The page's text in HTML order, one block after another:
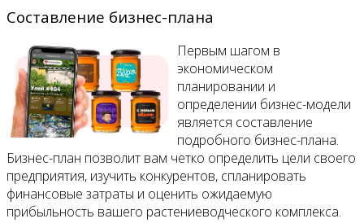
Составление бизнес-плана
Первым шагом в
экономическом
планировании и
определении бизнес-модели
является составление
подробного бизнес-плана.
Бизнес-план позволит вам четко определить цели своего
предприятия, изучить конкурентов, спланировать
финансовые затраты и оценить ожидаемую
прибыльность вашего растениеводческого комплекса.